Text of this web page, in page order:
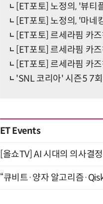
[ET포토] 노정의, '뷰티
[ET포토] 노정의, '마네
[ET포토] 르세라핌 카
[ET포토] 르세라핌 카
[ET포토] 르세라핌 카
'SNL 코리아' 시즌5 7
ET Events
[올쇼TV] AI 시대의 의사
“큐비트·양자 알고리즘